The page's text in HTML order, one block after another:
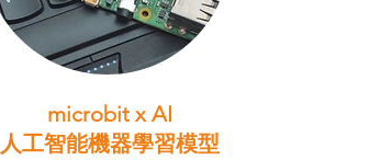
microbit x AI
人工智能機器學習模型